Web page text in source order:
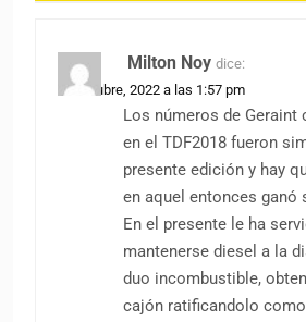
Milton Noy dice:
13 octubre, 2022 a las 1:57 pm
Los números de Geraint
en el TDF2018 fueron
presente edición y hay
en aquel entonces ganó
En el presente le ha
mantenerse diesel a la
duo incombustible,
cajón ratificandolo